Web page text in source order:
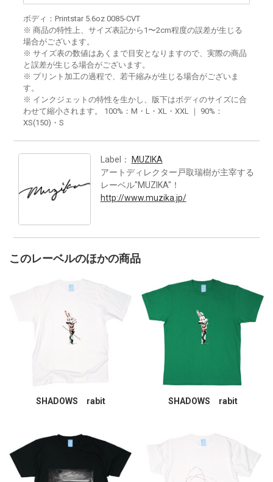
ボディ：Printstar 5.6oz 0085-CVT
※ 商品の特性上、サイズ表記から1〜2cm程度の誤差が生じる
場合がございます。
※ サイズ表の数値はあくまで目安となりますので、実際の商品
と誤差が生じる場合がございます。
※ プリント加工の過程で、若干縮みが生じる場合がございま
す。
※ インクジェットの特性を生かし、版下はボディのサイズに合
わせて縮小されます。 100%：M・L・XL・XXL ｜ 90%：
XS(150)・S
Label：
MUZIKA
アートディレクター戸取瑞樹が主宰する
レーベル"MUZIKA"！
http://www.muzika.jp/
このレーベルのほかの商品
SHADOWS rabit SHADOWS rabit